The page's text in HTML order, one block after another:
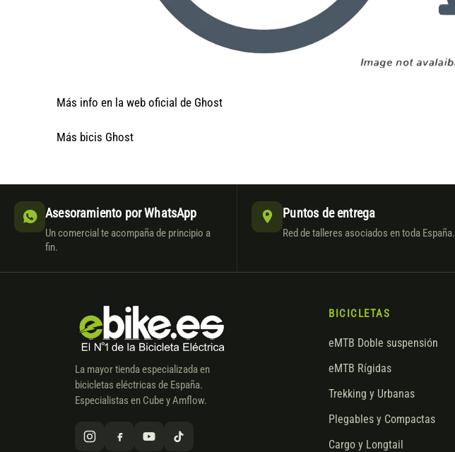
Más info en la web oficial de Ghost
Más bicis Ghost
Asesoramiento por WhatsApp
Un comercial te acompaña de principio a
fin.
Puntos de entrega
Red de talleres asociados en toda España.
La mayor tienda especializada en
bicicletas eléctricas de España.
Especialistas en Cube y Amflow.
BICICLETAS
eMTB Doble suspensión
eMTB Rígidas
Trekking y Urbanas
Plegables y Compactas
Cargo y Longtail